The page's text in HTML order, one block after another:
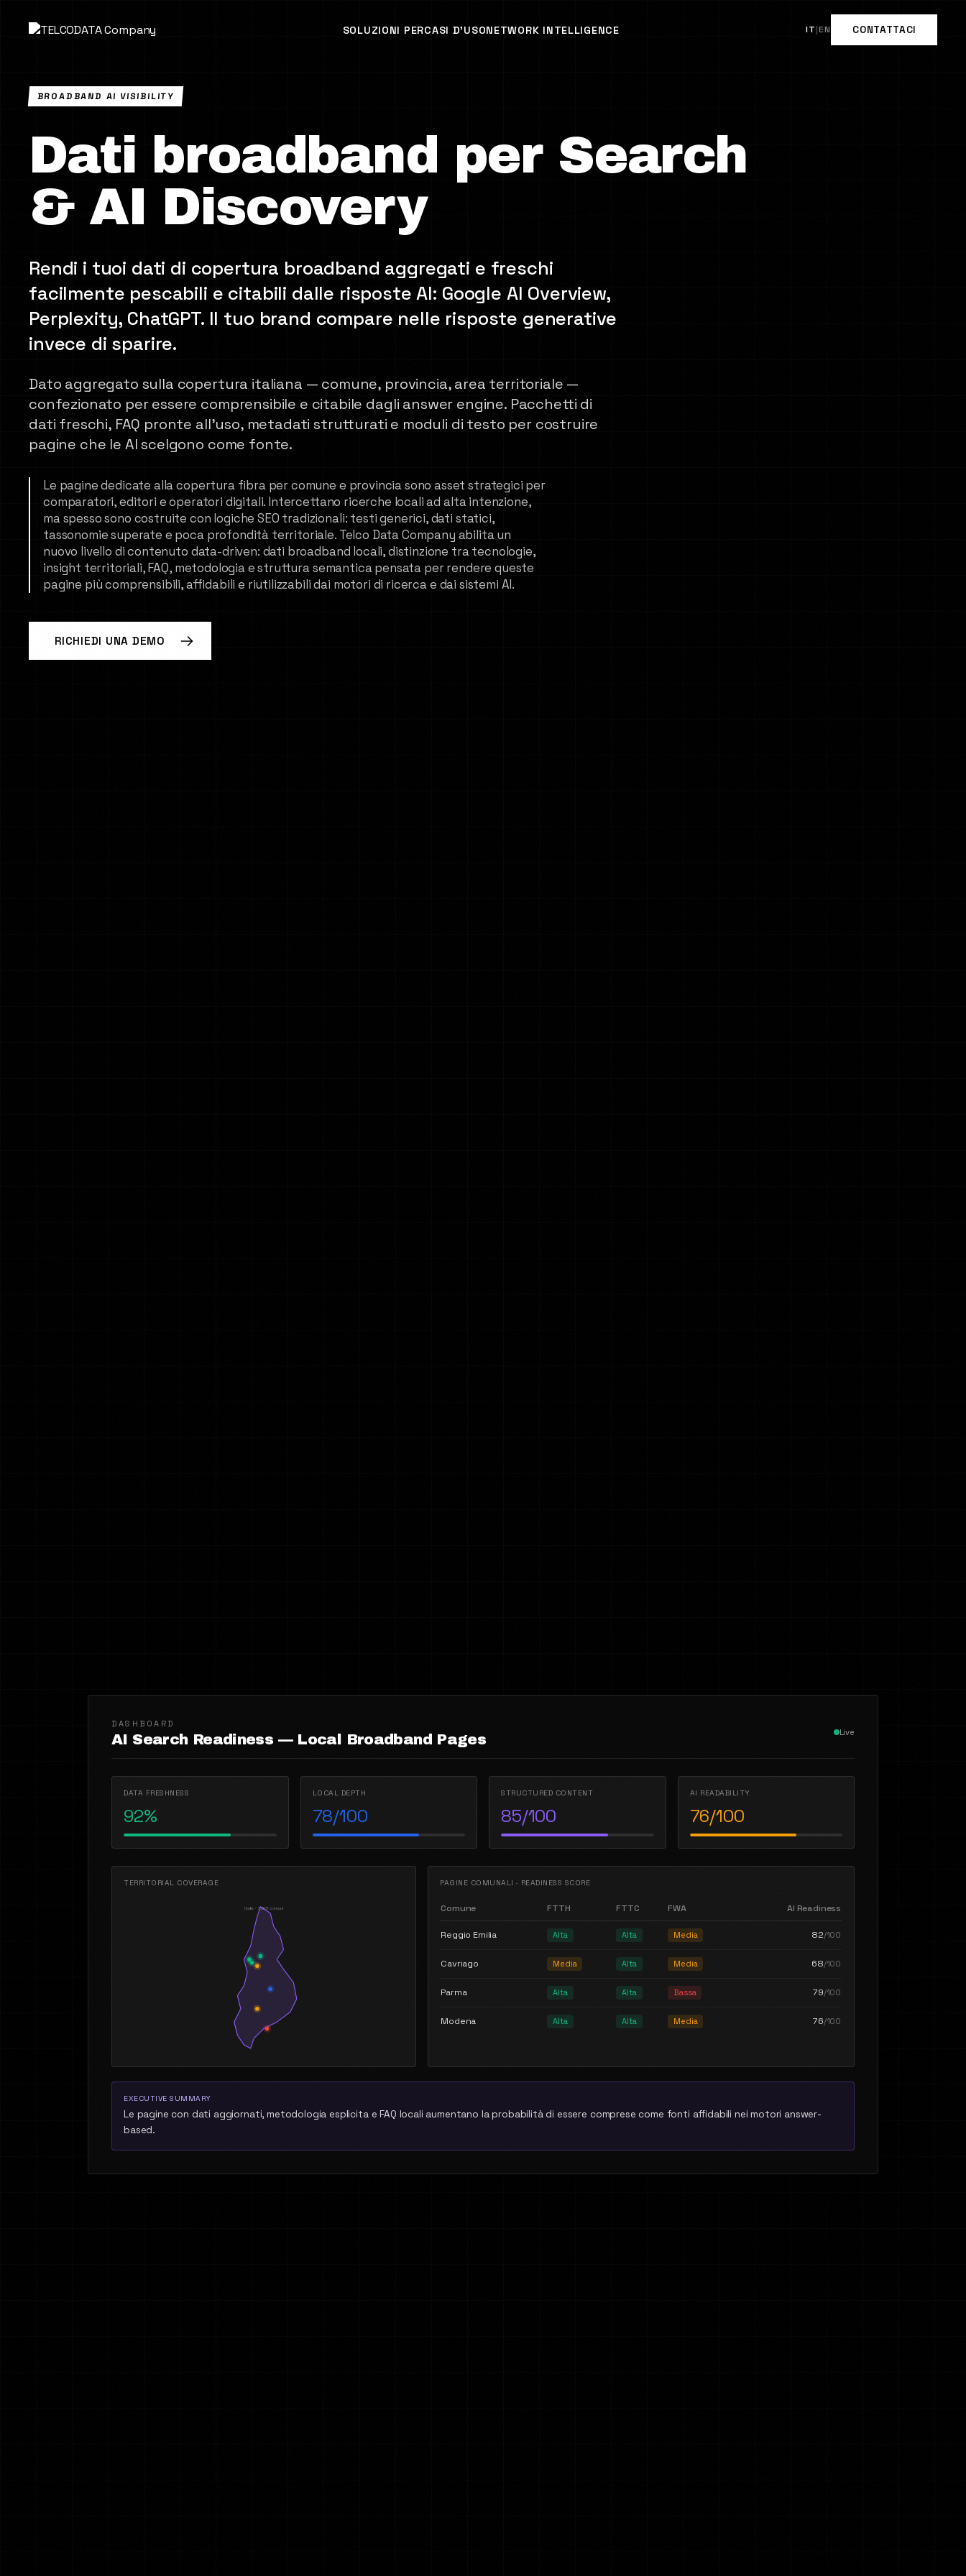
SOLUZIONI PERCASI D'USONETWORK INTELLIGENCE IT|EN CONTATTACI
BROADBAND AI VISIBILITY
Dati broadband per Search
& AI Discovery
Rendi i tuoi dati di copertura broadband aggregati e freschi
facilmente pescabili e citabili dalle risposte AI: Google AI Overview,
Perplexity, ChatGPT. Il tuo brand compare nelle risposte generative
invece di sparire.
Dato aggregato sulla copertura italiana — comune, provincia, area territoriale —
confezionato per essere comprensibile e citabile dagli answer engine. Pacchetti di
dati freschi, FAQ pronte all'uso, metadati strutturati e moduli di testo per costruire
pagine che le AI scelgono come fonte.
Le pagine dedicate alla copertura fibra per comune e provincia sono asset strategici per
comparatori, editori e operatori digitali. Intercettano ricerche locali ad alta intenzione,
ma spesso sono costruite con logiche SEO tradizionali: testi generici, dati statici,
tassonomie superate e poca profondità territoriale. Telco Data Company abilita un
nuovo livello di contenuto data-driven: dati broadband locali, distinzione tra tecnologie,
insight territoriali, FAQ, metodologia e struttura semantica pensata per rendere queste
pagine più comprensibili, affidabili e riutilizzabili dai motori di ricerca e dai sistemi AI.
RICHIEDI UNA DEMO
DASHBOARD
AI Search Readiness — Local Broadband Pages Live
DATA FRESHNESS
92%
LOCAL DEPTH
78/100
STRUCTURED CONTENT
85/100
AI READABILITY
76/100
TERRITORIAL COVERAGE
Italia · 7.901 comuni
PAGINE COMUNALI · READINESS SCORE
Comune FTTH FTTC FWA AI Readiness
Reggio Emilia Alta Alta Media 82/100
Cavriago Media Alta Media 68/100
Parma Alta Alta Bassa 79/100
Modena Alta Alta Media 76/100
EXECUTIVE SUMMARY
Le pagine con dati aggiornati, metodologia esplicita e FAQ locali aumentano la probabilità di essere comprese come fonti affidabili nei motori answer-
based.